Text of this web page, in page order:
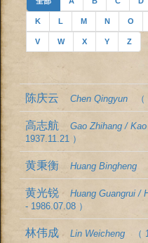
K L M N O
V W X Y Z
陈庆云Chen Qingyun
高志航Gao Zhihang /
1937.11.21 ）
黄秉衡Huang Bingheng
黄光锐Huang Guangrui /
- 1986.07.08 ）
林伟成Lin Weicheng